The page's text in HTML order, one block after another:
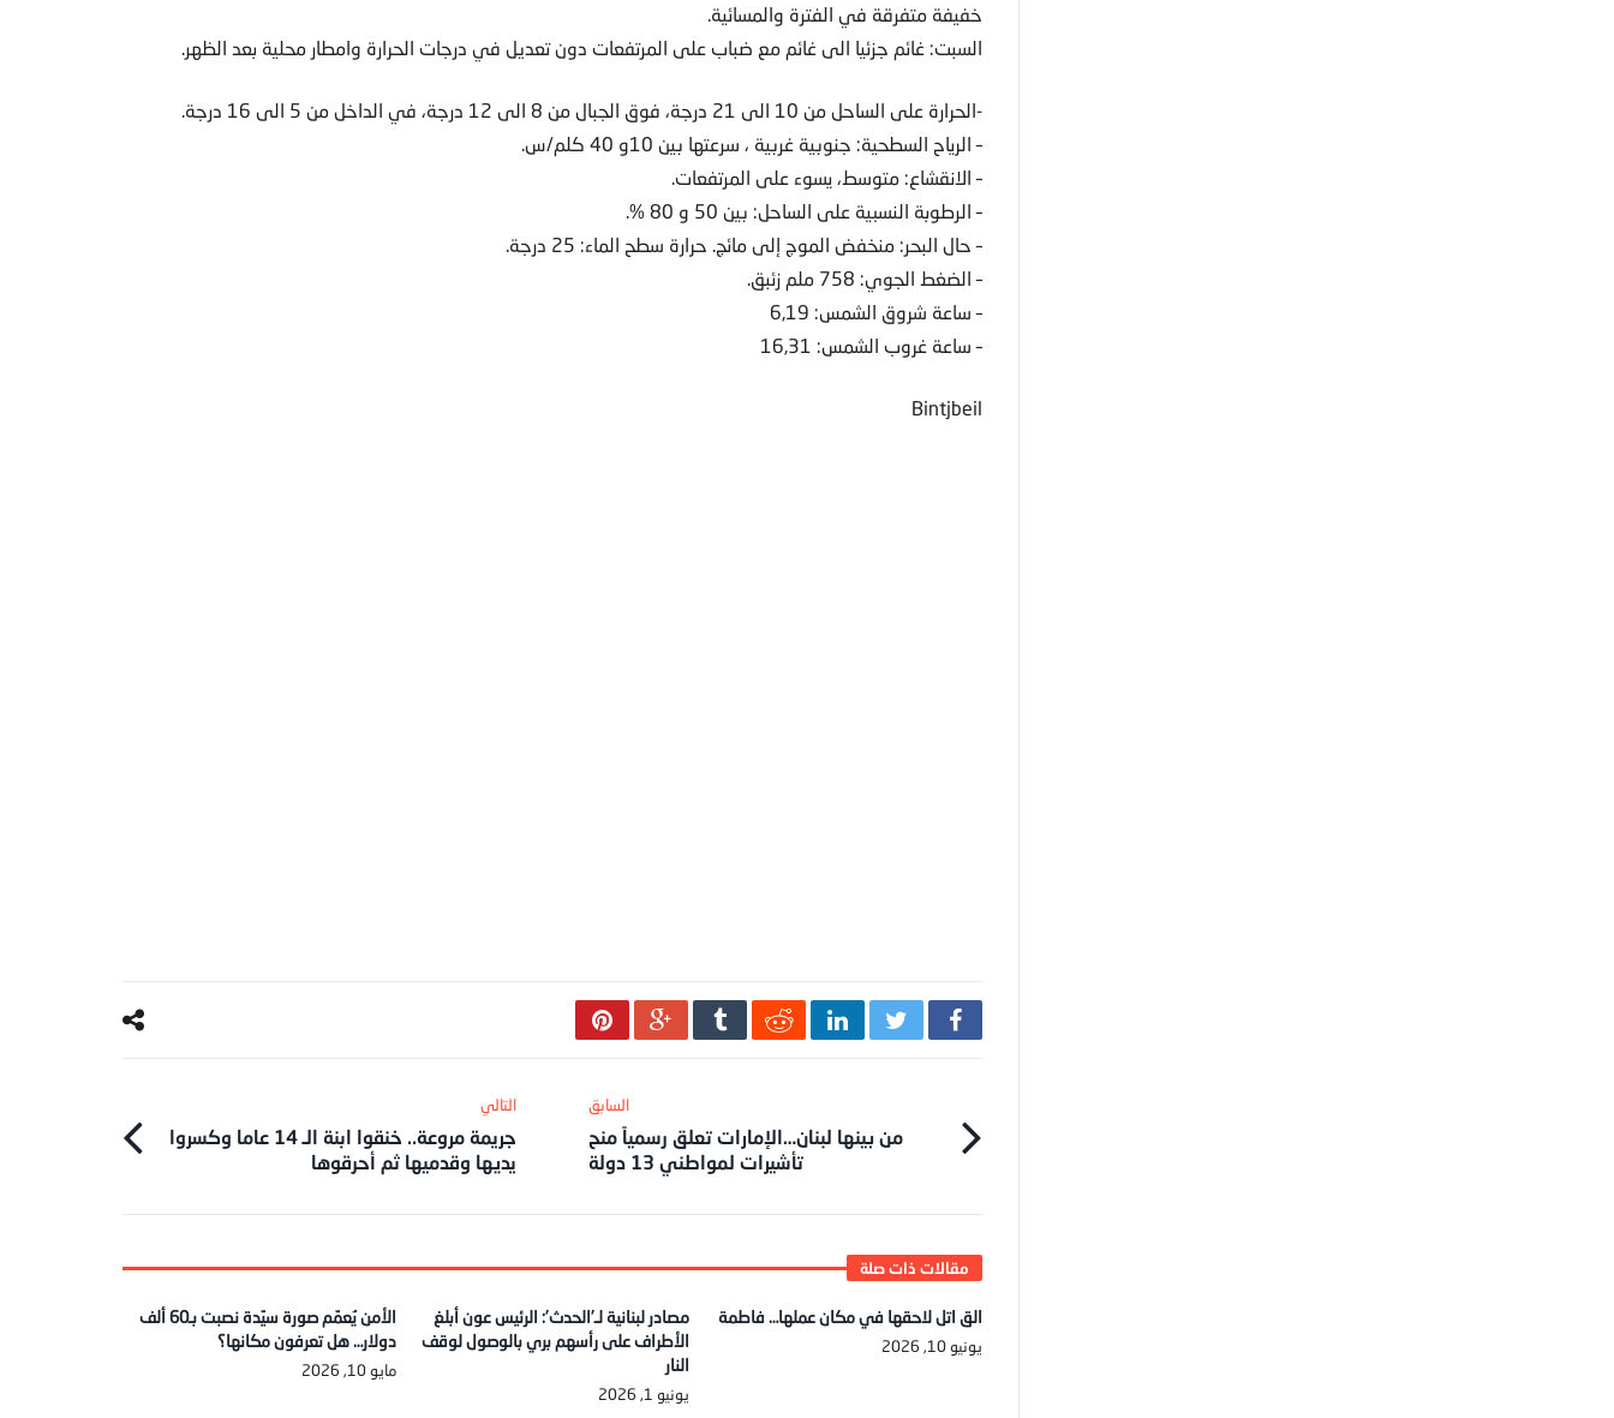
خفيفة متفرقة في الفترة والمسائية.
السبت: غائم جزئيا الى غائم مع ضباب على المرتفعات دون تعديل في درجات الحرارة وامطار محلية بعد الظهر.
-الحرارة على الساحل من 10 الى 21 درجة، فوق الجبال من 8 الى 12 درجة، في الداخل من 5 الى 16 درجة.
– الرياح السطحية: جنوبية غربية ، سرعتها بين 10و 40 كلم/س.
– الانقشاع: متوسط، يسوء على المرتفعات.
– الرطوبة النسبية على الساحل: بين 50 و 80 %.
– حال البحر: منخفض الموج إلى مائج. حرارة سطح الماء: 25 درجة.
– الضغط الجوي: 758 ملم زئبق.
– ساعة شروق الشمس: 6,19
– ساعة غروب الشمس: 16,31
Bintjbeil
من بينها لبنان…الإمارات تعلق رسمياً منح
تأشيرات لمواطني 13 دولة
جريمة مروعة.. خنقوا ابنة الـ 14 عاما وكسروا
يديها وقدميها ثم أحرقوها
الق اتل لاحقها في مكان عملها… فاطمة
يونيو 10, 2026
مصادر لبنانية لـ’الحدث’: الرئيس عون أبلغ
الأطراف على رأسهم بري بالوصول لوقف
النار
يونيو 1, 2026
الأمن يُعمّم صورة سيّدة نصبت بـ60 ألف
دولار… هل تعرفون مكانها؟
مايو 10, 2026